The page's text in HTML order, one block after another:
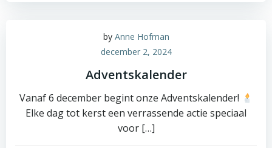
by Anne Hofman
december 2, 2024
Adventskalender
Vanaf 6 december begint onze Adventskalender!
Elke dag tot kerst een verrassende actie speciaal
voor […]